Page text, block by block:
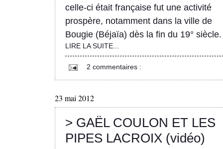
celle-ci était française fut une activité
prospère, notamment dans la ville de
Bougie (Béjaïa) dès la fin du 19° siècle.
LIRE LA SUITE...
2 commentaires :
23 mai 2012
> GAËL COULON ET LES
PIPES LACROIX (vidéo)